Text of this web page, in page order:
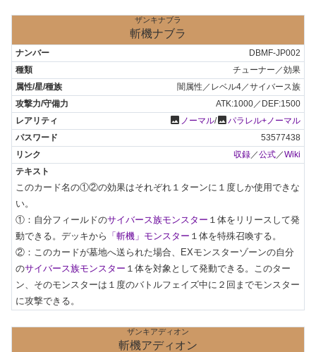
ザンキナブラ
斬機ナブラ
DBMF-JP002
チューナー／効果
闇属性／レベル4／サイバース族
ATK:1000／DEF:1500
photo ノーマル/photoパラレル+ノーマル
53577438
収録／公式／Wiki
このカード名の①②の効果はそれぞれ１ターンに１度しか使用できな
い。
①：自分フィールドのサイバース族モンスター １体をリリースして発
動できる。デッキから 「斬機」モンスター １体を特殊召喚する。
②：このカードが墓地へ送られた場合、EXモンスターゾーンの自分
のサイバース族モンスター １体を対象として発動できる。このター
ン、そのモンスターは１度のバトルフェイズ中に２回までモンスター
に攻撃できる。
ザンキアディオン
斬機アディオン